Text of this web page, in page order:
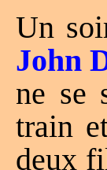
Un
John
ne se
train
deux